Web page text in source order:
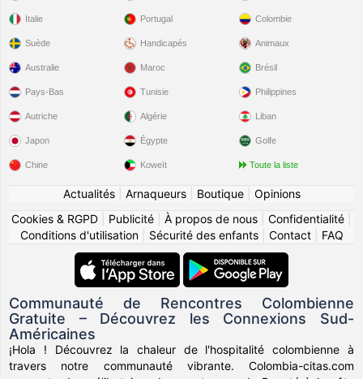
Italie
Suède
Portugal
Handicapés
Colombie
Animaux
Australie
Pays-Bas
Autriche
Japon
Chine
Maroc
Tunisie
Algérie
Égypte
Koweït
Brésil
Philippines
Liban
Golfe
Toute la liste
Actualités| Arnaqueurs| Boutique| Opinions
Cookies & RGPD
Publicité À propos de nous Confidentialité
Conditions d'utilisation| Sécurité des enfants| Contact| FAQ
Communauté de Rencontres Colombienne
Gratuite – Découvrez les Connexions Sud-
Américaines
¡Hola ! Découvrez la chaleur de l'hospitalité colombienne à
travers notre communauté vibrante. Colombia-citas.com